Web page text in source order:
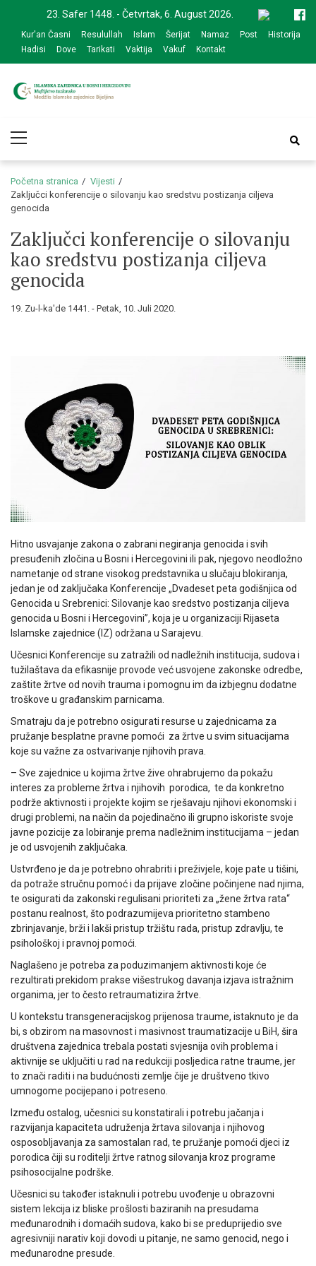
navigation
content
23. Safer 1448. - Četvrtak, 6. August 2026.
Kur'an Časni Resulullah Islam Šerijat Namaz Post
Historija
Hadisi
Dove Tarikati Vaktija Vakuf Kontakt
zajednice Bijeljina
Menu
Početna stranica
Vijesti
Zaključci konferencije o silovanju kao sredstvu postizanja ciljeva
genocida
Zaključci konferencije o silovanju
kao sredstvu postizanja ciljeva
genocida
19. Zu-l-ka'de 1441. - Petak, 10. Juli 2020.
Hitno usvajanje zakona o zabrani negiranja genocida i svih
presuđenih zločina u Bosni i Hercegovini ili pak, njegovo neodložno
nametanje od strane visokog predstavnika u slučaju blokiranja,
jedan je od zaključaka Konferencije „Dvadeset peta godišnjica od
Genocida u Srebrenici: Silovanje kao sredstvo postizanja ciljeva
genocida u Bosni i Hercegovini”, koja je u organizaciji Rijaseta
Islamske zajednice (IZ) održana u Sarajevu.
Učesnici Konferencije su zatražili od nadležnih institucija, sudova i
tužilaštava da efikasnije provode već usvojene zakonske odredbe,
zaštite žrtve od novih trauma i pomognu im da izbjegnu dodatne
troškove u građanskim parnicama.
Smatraju da je potrebno osigurati resurse u zajednicama za
pružanje besplatne pravne pomoći za žrtve u svim situacijama
koje su važne za ostvarivanje njihovih prava.
– Sve zajednice u kojima žrtve žive ohrabrujemo da pokažu
interes za probleme žrtva i njihovih porodica, te da konkretno
podrže aktivnosti i projekte kojim se rješavaju njihovi ekonomski i
drugi problemi, na način da pojedinačno ili grupno iskoriste svoje
javne pozicije za lobiranje prema nadležnim institucijama – jedan
je od usvojenih zaključaka.
Ustvrđeno je da je potrebno ohrabriti i preživjele, koje pate u tišini,
da potraže stručnu pomoć i da prijave zločine počinjene nad njima,
te osigurati da zakonski regulisani prioriteti za „žene žrtva rata“
postanu realnost, što podrazumijeva prioritetno stambeno
zbrinjavanje, brži i lakši pristup tržištu rada, pristup zdravlju, te
psihološkoj i pravnoj pomoći.
Naglašeno je potreba za poduzimanjem aktivnosti koje će
rezultirati prekidom prakse višestrukog davanja izjava istražnim
organima, jer to često retraumatizira žrtve.
U kontekstu transgeneracijskog prijenosa traume, istaknuto je da
bi, s obzirom na masovnost i masivnost traumatizacije u BiH, šira
društvena zajednica trebala postati svjesnija ovih problema i
aktivnije se uključiti u rad na redukciji posljedica ratne traume, jer
to znači raditi i na budućnosti zemlje čije je društveno tkivo
umnogome pocijepano i potreseno.
Između ostalog, učesnici su konstatirali i potrebu jačanja i
razvijanja kapaciteta udruženja žrtava silovanja i njihovog
osposobljavanja za samostalan rad, te pružanje pomoći djeci iz
porodica čiji su roditelji žrtve ratnog silovanja kroz programe
psihosocijalne podrške.
Učesnici su također istaknuli i potrebu uvođenje u obrazovni
sistem lekcija iz bliske prošlosti baziranih na presudama
međunarodnih i domaćih sudova, kako bi se preduprijedio sve
agresivniji narativ koji dovodi u pitanje, ne samo genocid, nego i
međunarodne presude.